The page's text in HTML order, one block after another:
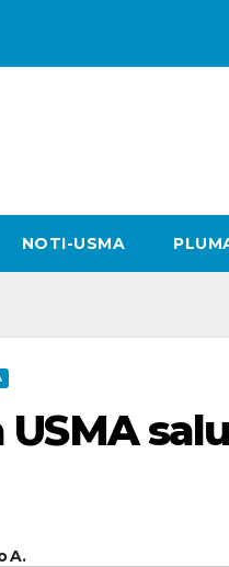
NOTI-USMA
A.